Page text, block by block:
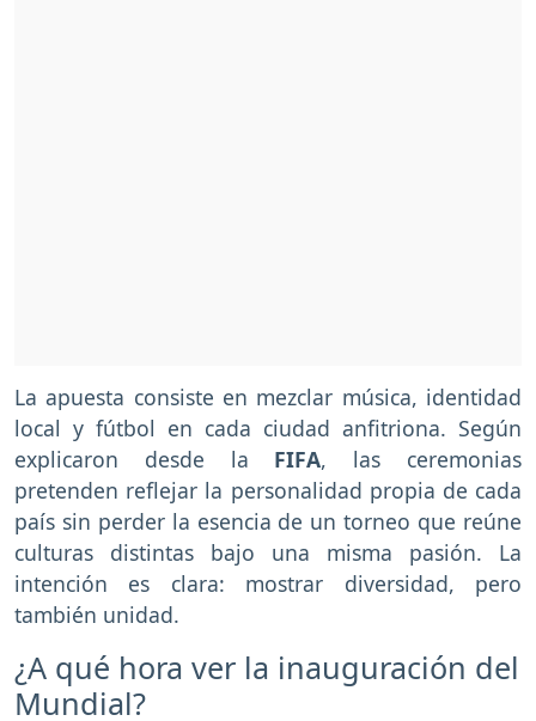
La apuesta consiste en mezclar música, identidad
local y fútbol en cada ciudad anfitriona. Según
explicaron desde la FIFA, las ceremonias
pretenden reflejar la personalidad propia de cada
país sin perder la esencia de un torneo que reúne
culturas distintas bajo una misma pasión. La
intención es clara: mostrar diversidad, pero
también unidad.
¿A qué hora ver la inauguración del
Mundial?